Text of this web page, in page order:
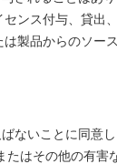
ンス付与、貸出
製品からのソー
ないことに同意
はその他の有害